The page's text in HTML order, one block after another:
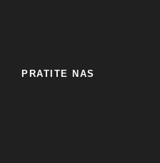
PRATITE NAS